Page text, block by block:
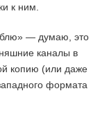
к ним.
— думаю, это
каналы в
копию (или даже
формата